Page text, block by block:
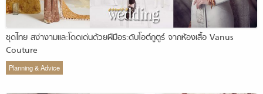
ชุดไทย สง่างามและโดดเด่นด้วยฝีมือระดับโอต์กูตูร์ จากห้องเสื้อ Vanus
Couture
Planning & Advice